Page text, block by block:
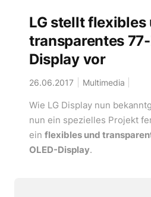
LG stellt flexibles
transparentes
Display vor
26.06.2017 Multimedia
Wie LG Display nun
nun ein spezielles Projekt
ein flexibles und
OLED-Display.